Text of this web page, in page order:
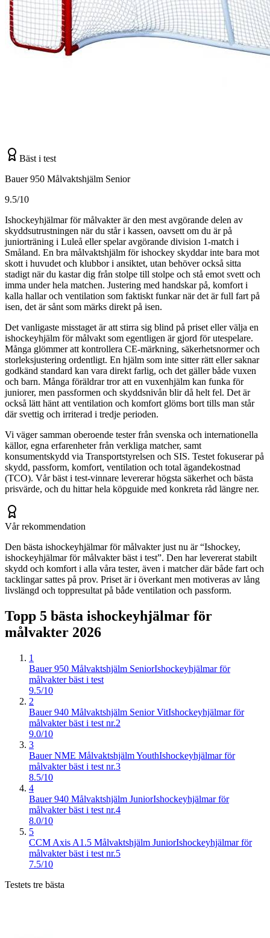
Bäst i test
Bauer 950 Målvaktshjälm Senior
9.5/10
Ishockeyhjälmar för målvakter är den mest avgörande delen av
skyddsutrustningen när du står i kassen, oavsett om du är på
juniorträning i Luleå eller spelar avgörande division 1-match i
Småland. En bra målvaktshjälm för ishockey skyddar inte bara mot
skott i huvudet och klubbor i ansiktet, utan behöver också sitta
stadigt när du kastar dig från stolpe till stolpe och stå emot svett och
imma under hela matchen. Justering med handskar på, komfort i
kalla hallar och ventilation som faktiskt funkar när det är full fart på
isen, det är sånt som märks direkt på isen.
Det vanligaste misstaget är att stirra sig blind på priset eller välja en
ishockeyhjälm för målvakt som egentligen är gjord för utespelare.
Många glömmer att kontrollera CE-märkning, säkerhetsnormer och
storleksjustering ordentligt. En hjälm som inte sitter rätt eller saknar
godkänd standard kan vara direkt farlig, och det gäller både vuxen
och barn. Många föräldrar tror att en vuxenhjälm kan funka för
juniorer, men passformen och skyddsnivån blir då helt fel. Det är
också lätt hänt att ventilation och komfort glöms bort tills man står
där svettig och irriterad i tredje perioden.
Vi väger samman oberoende tester från svenska och internationella
källor, egna erfarenheter från verkliga matcher, samt
konsumentskydd via Transportstyrelsen och SIS. Testet fokuserar på
skydd, passform, komfort, ventilation och total ägandekostnad
(TCO). Vår bäst i test-vinnare levererar högsta säkerhet och bästa
prisvärde, och du hittar hela köpguide med konkreta råd längre ner.
Vår rekommendation
Den bästa ishockeyhjälmar för målvakter just nu är “Ishockey,
ishockeyhjälmar för målvakter bäst i test”. Den har levererat stabilt
skydd och komfort i alla våra tester, även i matcher där både fart och
tacklingar sattes på prov. Priset är i överkant men motiveras av lång
livslängd och toppresultat på både ventilation och passform.
Topp 5 bästa ishockeyhjälmar för
målvakter 2026
1
Bauer 950 Målvaktshjälm SeniorIshockeyhjälmar för
målvakter bäst i test
9.5/10
2
Bauer 940 Målvaktshjälm Senior VitIshockeyhjälmar för
målvakter bäst i test nr.2
9.0/10
3
Bauer NME Målvaktshjälm YouthIshockeyhjälmar för
målvakter bäst i test nr.3
8.5/10
4
Bauer 940 Målvaktshjälm JuniorIshockeyhjälmar för
målvakter bäst i test nr.4
8.0/10
5
CCM Axis A1.5 Målvaktshjälm JuniorIshockeyhjälmar för
målvakter bäst i test nr.5
7.5/10
Testets tre bästa